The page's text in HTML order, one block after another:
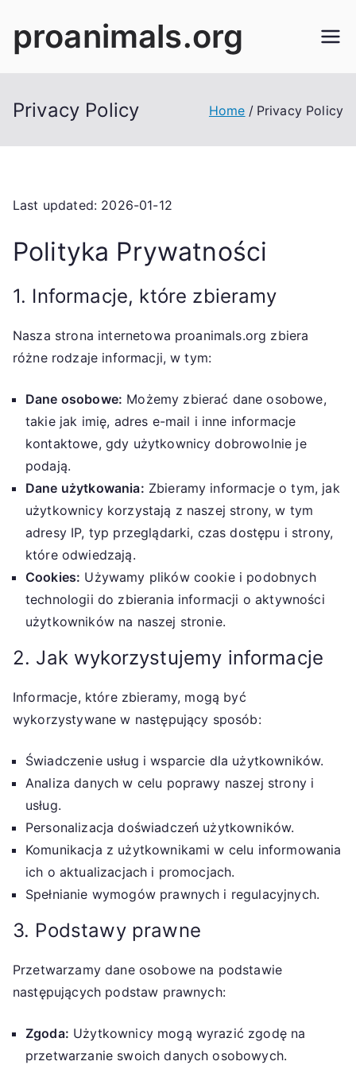
content
proanimals.org
Privacy Policy Home Privacy Policy
Last updated: 2026-01-12
Polityka Prywatności
1. Informacje, które zbieramy
Nasza strona internetowa proanimals.org zbiera
różne rodzaje informacji, w tym:
Dane osobowe: Możemy zbierać dane osobowe,
takie jak imię, adres e-mail i inne informacje
kontaktowe, gdy użytkownicy dobrowolnie je
podają.
Dane użytkowania: Zbieramy informacje o tym, jak
użytkownicy korzystają z naszej strony, w tym
adresy IP, typ przeglądarki, czas dostępu i strony,
które odwiedzają.
Cookies: Używamy plików cookie i podobnych
technologii do zbierania informacji o aktywności
użytkowników na naszej stronie.
2. Jak wykorzystujemy informacje
Informacje, które zbieramy, mogą być
wykorzystywane w następujący sposób:
Świadczenie usług i wsparcie dla użytkowników.
Analiza danych w celu poprawy naszej strony i
usług.
Personalizacja doświadczeń użytkowników.
Komunikacja z użytkownikami w celu informowania
ich o aktualizacjach i promocjach.
Spełnianie wymogów prawnych i regulacyjnych.
3. Podstawy prawne
Przetwarzamy dane osobowe na podstawie
następujących podstaw prawnych:
Zgoda: Użytkownicy mogą wyrazić zgodę na
przetwarzanie swoich danych osobowych.